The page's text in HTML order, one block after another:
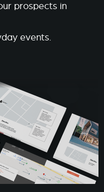
prospects in
events.